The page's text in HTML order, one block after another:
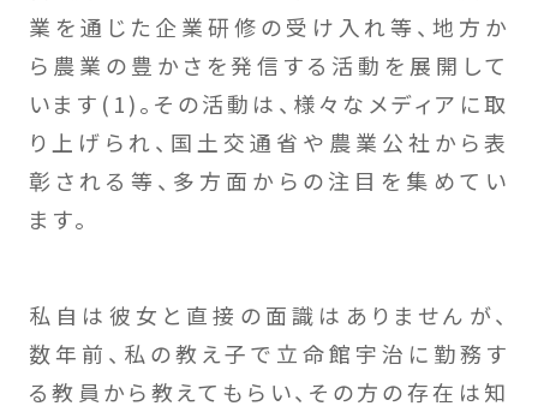
業を通じた企業研修の受け入れ等、地方か
ら農業の豊かさを発信する活動を展開して
います(1)。その活動は、様々なメディアに取
り上げられ、国土交通省や農業公社から表
彰される等、多方面からの注目を集めてい
ます。
私自は彼女と直接の面識はありませんが、
数年前、私の教え子で立命館宇治に勤務す
る教員から教えてもらい、その方の存在は知